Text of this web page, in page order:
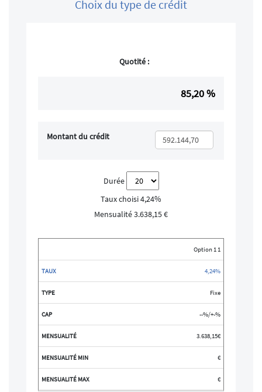
Choix du type de crédit
Quotité :
85,20%
Montant du crédit
Durée
Taux choisi4,24%
Mensualité3.638,15 €
Mensualité
Min
Option 1 1
4,24%
Fixe
--%/+-%
3.638,15€
€
€